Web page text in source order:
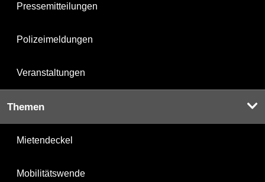
Pressemitteilungen
Polizeimeldungen
Veranstaltungen
Themen
Mietendeckel
Mobilitätswende